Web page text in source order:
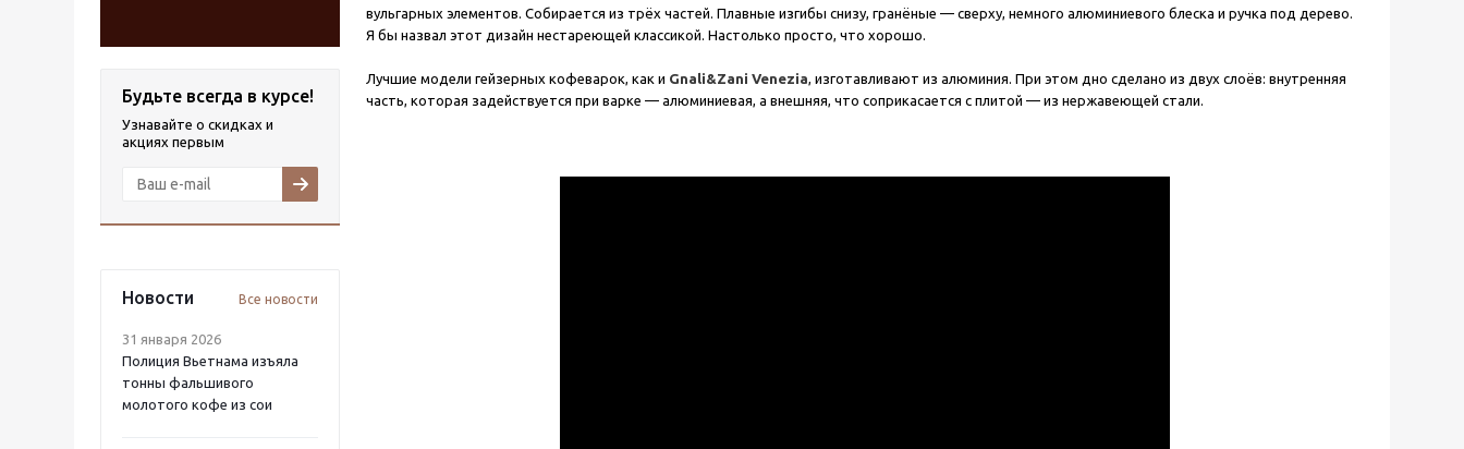
Будьте всегда в курсе!
Узнавайте о скидках и
акциях первым
Новости Все новости
31 января 2026
Полиция Вьетнама изъяла
тонны фальшивого
молотого кофе из сои
вульгарных элементов. Собирается из трёх частей. Плавные изгибы снизу, гранёные — сверху, немного алюминиевого блеска и ручка под дерево.
Я бы назвал этот дизайн нестареющей классикой. Настолько просто, что хорошо.
Лучшие модели гейзерных кофеварок, как и Gnali&Zani Venezia, изготавливают из алюминия. При этом дно сделано из двух слоёв: внутренняя
часть, которая задействуется при варке — алюминиевая, а внешняя, что соприкасается с плитой — из нержавеющей стали.